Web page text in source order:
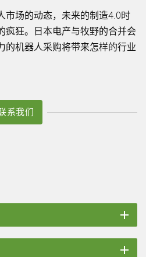
市场的动态，未来的制造4.0时
疯狂。日本电产与牧野的合并会
的机器人采购将带来怎样的行业
系我们